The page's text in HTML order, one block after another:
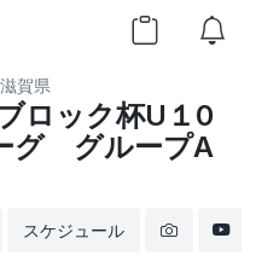
滋賀県
ロック杯U１0
グ グループA
スケジュール